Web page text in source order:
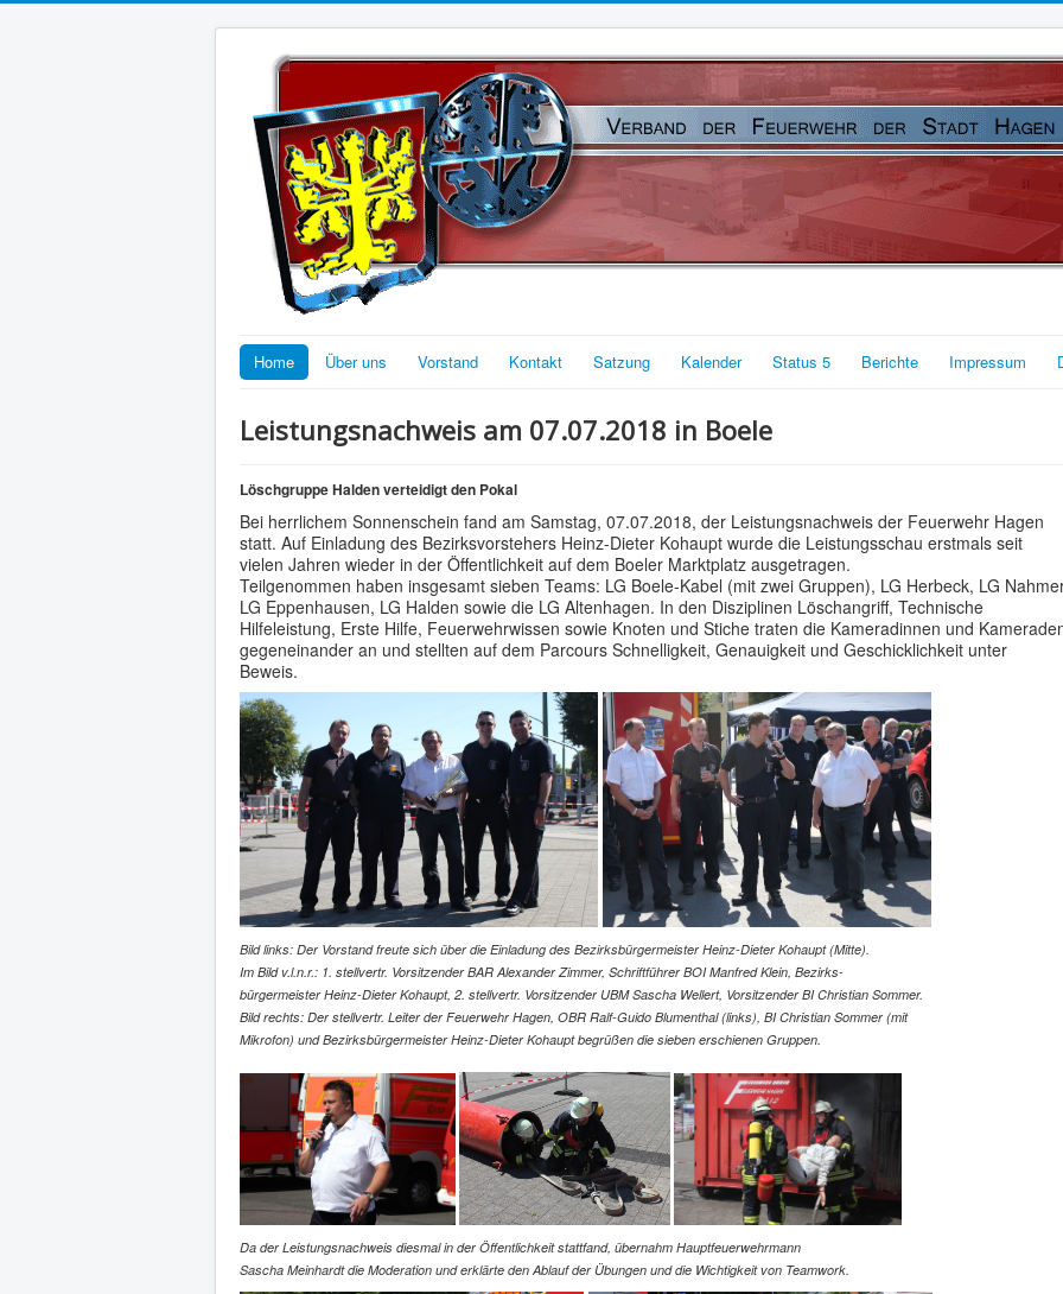
Home Über uns Vorstand Kontakt Satzung Kalender Status 5 Berichte Impressum
Leistungsnachweis am 07.07.2018 in Boele
Löschgruppe Halden verteidigt den Pokal
Bei herrlichem Sonnenschein fand am Samstag, 07.07.2018, der Leistungsnachweis der Feuerwehr Hagen
statt. Auf Einladung des Bezirksvorstehers Heinz-Dieter Kohaupt wurde die Leistungsschau erstmals seit
vielen Jahren wieder in der Öffentlichkeit auf dem Boeler Marktplatz ausgetragen.
Teilgenommen haben insgesamt sieben Teams: LG Boele-Kabel (mit zwei Gruppen), LG Herbeck, LG
LG Eppenhausen, LG Halden sowie die LG Altenhagen. In den Disziplinen Löschangriff, Technische
Hilfeleistung, Erste Hilfe, Feuerwehrwissen sowie Knoten und Stiche traten die Kameradinnen und
gegeneinander an und stellten auf dem Parcours Schnelligkeit, Genauigkeit und Geschicklichkeit unter
Beweis.
Bild links: Der Vorstand freute sich über die Einladung des Bezirksbürgermeister Heinz-Dieter Kohaupt (Mitte).
Im Bild v.l.n.r.: 1. stellvertr. Vorsitzender BAR Alexander Zimmer, Schriftführer BOI Manfred Klein, Bezirks-
bürgermeister Heinz-Dieter Kohaupt, 2. stellvertr. Vorsitzender UBM Sascha Wellert, Vorsitzender BI Christian Sommer.
Bild rechts: Der stellvertr. Leiter der Feuerwehr Hagen, OBR Ralf-Guido Blumenthal (links), BI Christian Sommer (mit
Mikrofon) undBezirksbürgermeister Heinz-Dieter Kohaupt begrüßen die sieben erschienen Gruppen.
Da der Leistungsnachweis diesmal in der Öffentlichkeit stattfand, übernahm Hauptfeuerwehrmann
Sascha Meinhardt die Moderation und erklärte den Ablauf der Übungen und die Wichtigkeit von Teamwork.